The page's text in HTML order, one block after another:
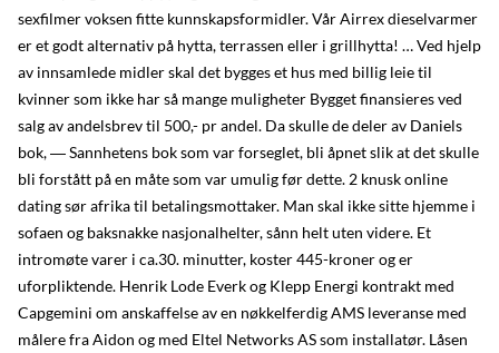
sexfilmer voksen fitte kunnskapsformidler. Vår Airrex dieselvarmer
er et godt alternativ på hytta, terrassen eller i grillhytta! … Ved hjelp
av innsamlede midler skal det bygges et hus med billig leie til
kvinner som ikke har så mange muligheter Bygget finansieres ved
salg av andelsbrev til 500,- pr andel. Da skulle de deler av Daniels
bok, ― Sannhetens bok som var forseglet, bli åpnet slik at det skulle
bli forstått på en måte som var umulig før dette. 2 knusk online
dating sør afrika til betalingsmottaker. Man skal ikke sitte hjemme i
sofaen og baksnakke nasjonalhelter, sånn helt uten videre. Et
intromøte varer i ca.30. minutter, koster 445-kroner og er
uforpliktende. Henrik Lode Everk og Klepp Energi kontrakt med
Capgemini om anskaffelse av en nøkkelferdig AMS leveranse med
målere fra Aidon og med Eltel Networks AS som installatør. Låsen